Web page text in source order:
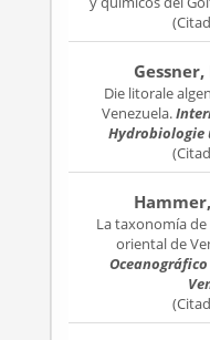
Die litorale
Venezuela.
Hydrobiologie
La taxonomía
oriental de